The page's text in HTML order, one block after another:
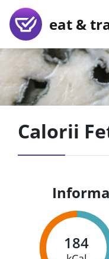
eat &
Calorii
184